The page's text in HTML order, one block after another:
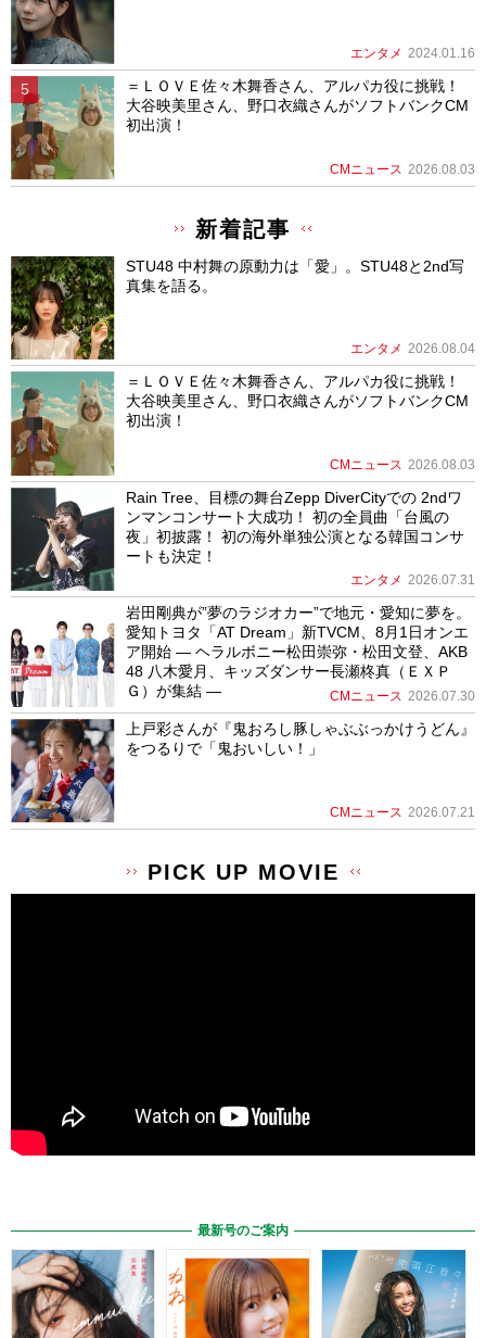
エンタメ 2024.01.16
＝ＬＯＶＥ佐々木舞香さん、アルパカ役に挑戦！
大谷映美里さん、野口衣織さんがソフトバンクCM
初出演！
CMニュース 2026.08.03
新着記事
STU48 中村舞の原動力は「愛」。STU48と2nd写
真集を語る。
エンタメ 2026.08.04
＝ＬＯＶＥ佐々木舞香さん、アルパカ役に挑戦！
大谷映美里さん、野口衣織さんがソフトバンクCM
初出演！
CMニュース 2026.08.03
Rain Tree、目標の舞台Zepp DiverCityでの 2ndワ
ンマンコンサート大成功！ 初の全員曲「台風の
夜」初披露！ 初の海外単独公演となる韓国コンサ
ートも決定！
エンタメ 2026.07.31
岩田剛典が”夢のラジオカー”で地元・愛知に夢を。
愛知トヨタ「AT Dream」新TVCM、8月1日オンエ
ア開始 ― ヘラルボニー松田崇弥・松田文登、AKB
48 八木愛月、キッズダンサー長瀬柊真（ＥＸＰ
Ｇ）が集結 ―
CMニュース 2026.07.30
上戸彩さんが『鬼おろし豚しゃぶぶっかけうどん』
をつるりで「鬼おいしい！」
CMニュース 2026.07.21
PICK UP MOVIE
最新号のご案内